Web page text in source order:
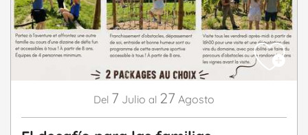
Del 7 Julio al 27 Agosto